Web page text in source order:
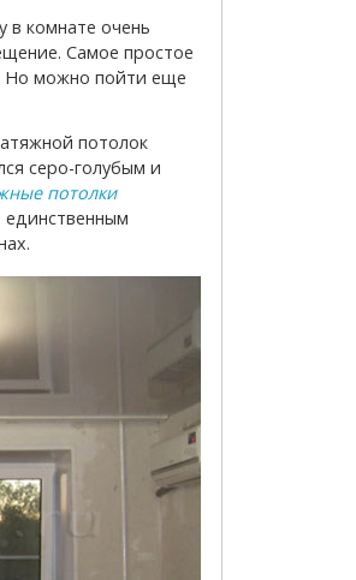
Самое простое
Но можно пойти еще
серо-голубым и
потолки